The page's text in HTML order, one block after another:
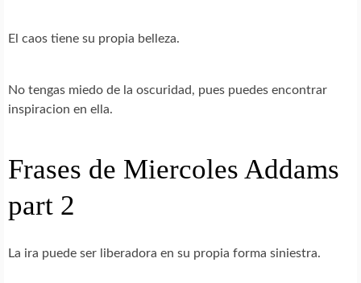
El caos tiene su propia belleza.
No tengas miedo de la oscuridad, pues puedes encontrar
inspiracion en ella.
Frases de Miercoles Addams
part 2
La ira puede ser liberadora en su propia forma siniestra.